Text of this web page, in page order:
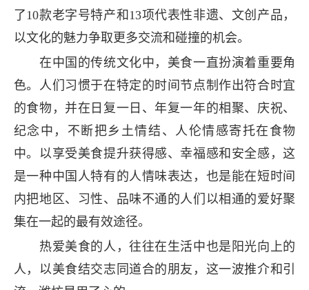
了10款老字号特产和13项代表性非遗、文创产品，
以文化的魅力争取更多交流和碰撞的机会。
在中国的传统文化中，美食一直扮演着重要角
色。人们习惯于在特定的时间节点制作出符合时宜
的食物，并在日复一日、年复一年的相聚、庆祝、
纪念中，不断把乡土情结、人伦情感寄托在食物
中。以享受美食提升获得感、幸福感和安全感，这
是一种中国人特有的人情味表达，也是能在短时间
内把地区、习性、品味不通的人们以相通的爱好聚
集在一起的最有效途径。
热爱美食的人，往往在生活中也是阳光向上的
人，以美食结交志同道合的朋友，这一波推介和引